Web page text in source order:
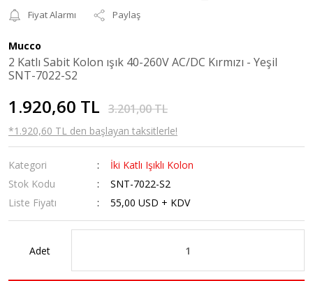
Fiyat Alarmı
Paylaş
Mucco
2 Katlı Sabit Kolon ışık 40-260V AC/DC Kırmızı - Yeşil
SNT-7022-S2
1.920,60 TL 3.201,00 TL
*1.920,60 TL den başlayan taksitlerle!
Kategori
İki Katlı Işıklı Kolon
Stok Kodu
SNT-7022-S2
Liste Fiyatı
55,00 USD + KDV
Adet